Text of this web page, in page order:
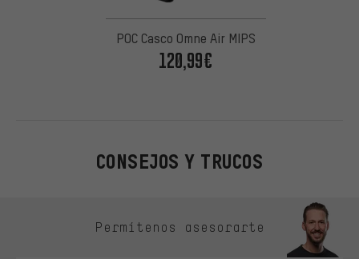
POC Casco Omne Air MIPS
120,99€
CONSEJOS Y TRUCOS
Permítenos asesorarte